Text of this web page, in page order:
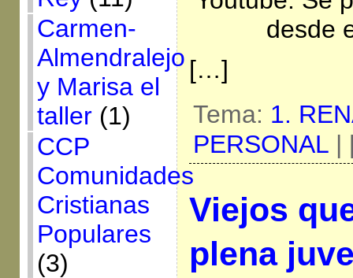
Carmen-
Almendralejo
y Marisa el
taller(1)
CCP
Comunidades
Cristianas
Populares
(3)
desde
[…]
Tema: 1.
PERSONAL|
Viejos
plena